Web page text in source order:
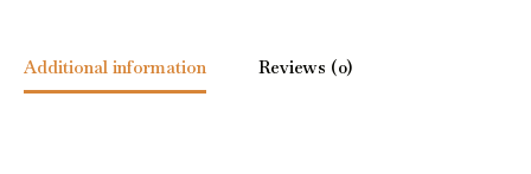
Additional information Reviews (0)